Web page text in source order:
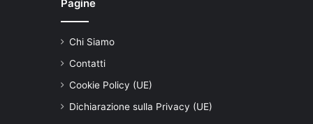
Pagine
Chi Siamo
Contatti
Cookie Policy (UE)
Dichiarazione sulla Privacy (UE)